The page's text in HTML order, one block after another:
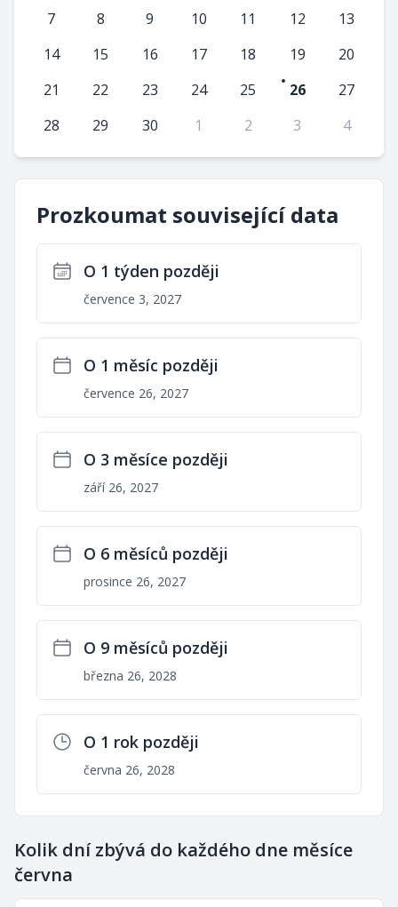
7 8 9 10 11 12
13
14
15 16 17 18 19
20
21
22 23 24 25 26
27
28
29 30 1 2 3 4
Prozkoumat související data
O 1 týden později
července 3, 2027
O 1 měsíc později
července 26, 2027
O 3 měsíce později
září 26, 2027
O 6 měsíců později
prosince 26, 2027
O 9 měsíců později
března 26, 2028
O 1 rok později
června 26, 2028
Kolik dní zbývá do každého dne měsíce
června